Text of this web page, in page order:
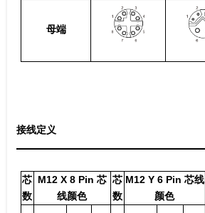
母端
接线定义
芯
数
M12 X 8 Pin 芯
线颜色
芯
数
M12 Y 6 Pin 芯线
颜色